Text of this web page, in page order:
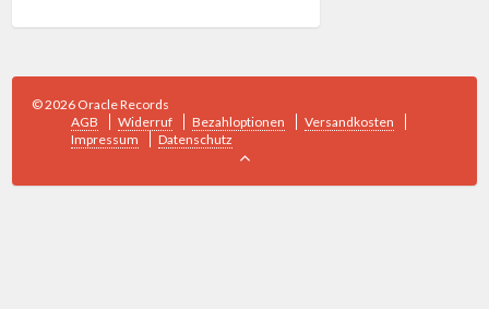
© 2026 Oracle Records
AGB
Widerruf Bezahloptionen
Versandkosten
Impressum
Datenschutz